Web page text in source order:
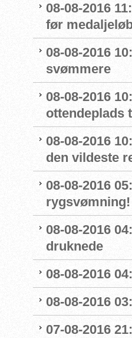
08-08-2016
før
08-08-2016
svømmere
08-08-2016
ottendeplads
08-08-2016
den vildeste
08-08-2016
rygsvømning!
08-08-2016
druknede
08-08-2016
08-08-2016
07-08-2016